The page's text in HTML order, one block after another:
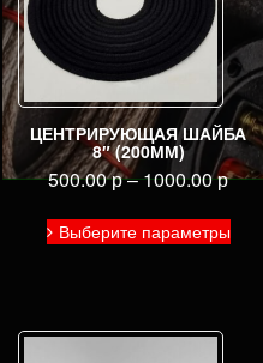
ЦЕНТРИРУЮЩАЯ ШАЙБА
8″ (200ММ)
500.00р–1000.00р
Выберите параметрытовар